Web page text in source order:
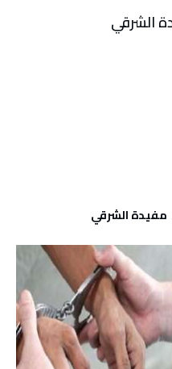
الشرقي
مفيدة الشرقي